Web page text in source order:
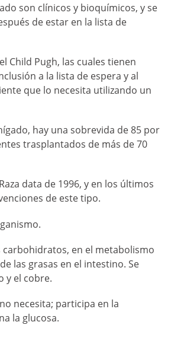
son clínicos y bioquímicos, y se
de estar en la lista de
Child Pugh, las cuales tienen
a la lista de espera y al
que lo necesita utilizando un
hay una sobrevida de 85 por
trasplantados de más de 70
data de 1996, y en los últimos
de este tipo.
en el metabolismo
las grasas en el intestino. Se
y el cobre.
necesita; participa en la
la glucosa.